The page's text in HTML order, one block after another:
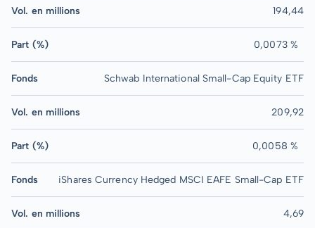
Vol. en millions 194,44
Part (%) 0,0073 %
Fonds Schwab International Small-Cap Equity ETF
Vol. en millions 209,92
Part (%) 0,0058 %
Fonds iShares Currency Hedged MSCI EAFE Small-Cap ETF
Vol. en millions 4,69